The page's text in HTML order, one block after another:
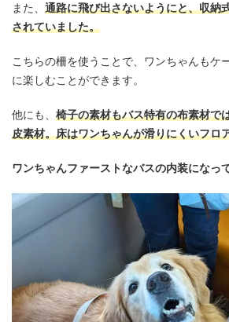
また、 通路に飛び出さないようにと、収納
されていました。
こちらの柵を使うことで、ワンちゃんもケ
に楽しむことができます。
他にも、 椅子の素材もバス特有の布素材で
皮素材。床はワンちゃんが滑りにくいフロ
ワンちゃんファーストなバスの内装になっ